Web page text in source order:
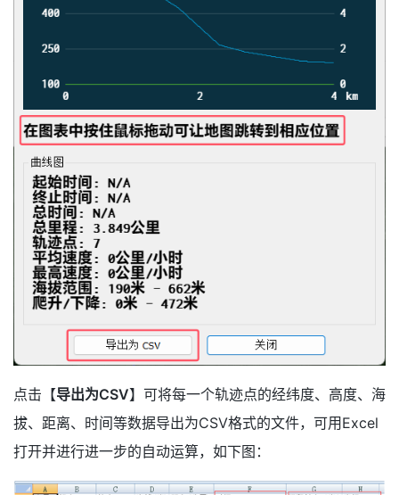
点击【导出为CSV】可将每一个轨迹点的经纬度、高度、海
拔、距离、时间等数据导出为CSV格式的文件，可用Excel
打开并进行进一步的自动运算，如下图：